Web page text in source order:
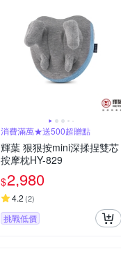
消費滿萬★送500超贈點
輝葉 狠狠按mini深揉捏雙芯
按摩枕HY-829
$2,980
4.2 (2)
挑戰低價